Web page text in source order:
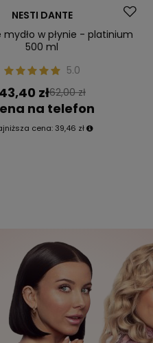
NESTI DANTE
mydło w płynie - platinium
500 ml
5.0
43,40 zł62,00 zł
na telefon
cena: 39,46 zł